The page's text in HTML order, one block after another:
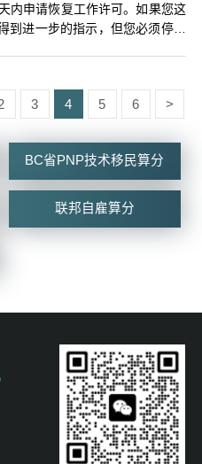
内申请恢复工作许可。如果您这
进一步的指示，但您必须停止
3 4 5 6 >
BC省PNP技术移民算分
联邦自雇算分